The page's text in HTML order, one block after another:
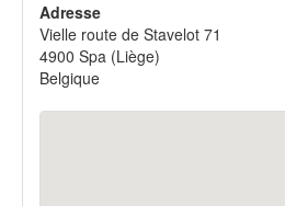
Adresse
Vielle route de Stavelot 71
4900 Spa (Liège)
Belgique